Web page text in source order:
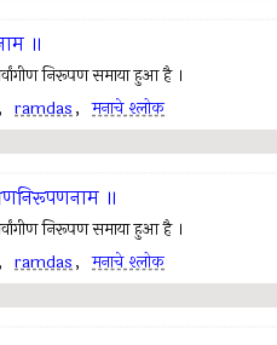
॥
निरूपण समाया हुआ है ।
, ramdas, मनाचे श्लोक
॥
निरूपण समाया हुआ है ।
, ramdas, मनाचे श्लोक